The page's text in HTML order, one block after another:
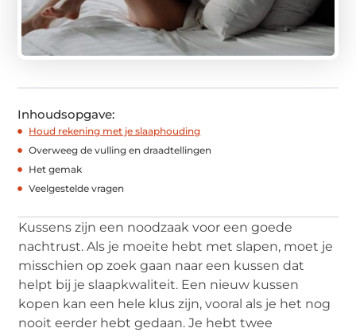
Inhoudsopgave:
Houd rekening met je slaaphouding
Overweeg de vulling en draadtellingen
Het gemak
Veelgestelde vragen
Kussens zijn een noodzaak voor een goede
nachtrust. Als je moeite hebt met slapen, moet je
misschien op zoek gaan naar een kussen dat
helpt bij je slaapkwaliteit. Een nieuw kussen
kopen kan een hele klus zijn, vooral als je het nog
nooit eerder hebt gedaan. Je hebt twee